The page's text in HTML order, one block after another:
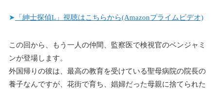
➤ 「紳士探偵L」視聴はこちらから(Amazonプライムビデオ)
この回から、もう一人の仲間、監察医で検視官のベンジャミ
ンが登場します。
外国帰りの彼は、最高の教育を受けている聖母病院の院長の
養子なんですが、花街で育ち、娼婦だった母親に捨てられた